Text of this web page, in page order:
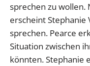
sprechen zu wollen.
erscheint Stephanie
sprechen. Pearce
Situation zwischen
könnten. Stephanie